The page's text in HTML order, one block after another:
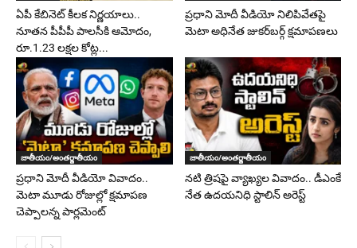
ఏపీ కేబినెట్ కీలక నిర్ణయాలు..
నూతన పీపీపీ పాలసీకి ఆమోదం,
రూ.1.23 లక్షల కోట్ల...
ప్రధాని మోదీ వీడియో నిలిపివేతపై
మెటా అధినేత జుకర్‌బర్గ్‌ క్షమాపణలు
జాతీయం/అంతర్జాతీయం
ప్రధాని మోదీ వీడియో వివాదం..
మెటా మూడు రోజుల్లో క్షమాపణ
చెప్పాలన్న పార్లమెంట్
జాతీయం/అంతర్జాతీయం
నటి త్రిషపై వ్యాఖ్యల వివాదం.. డీఎంకే
నేత ఉదయనిధి స్టాలిన్‌ అరెస్ట్